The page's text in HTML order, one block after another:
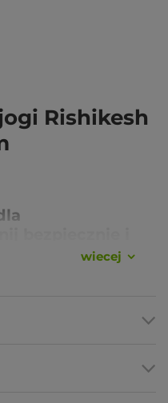
Rishikesh
niemieckiej marki Bodhi
wiecej